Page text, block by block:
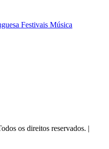
os direitos reservados. |